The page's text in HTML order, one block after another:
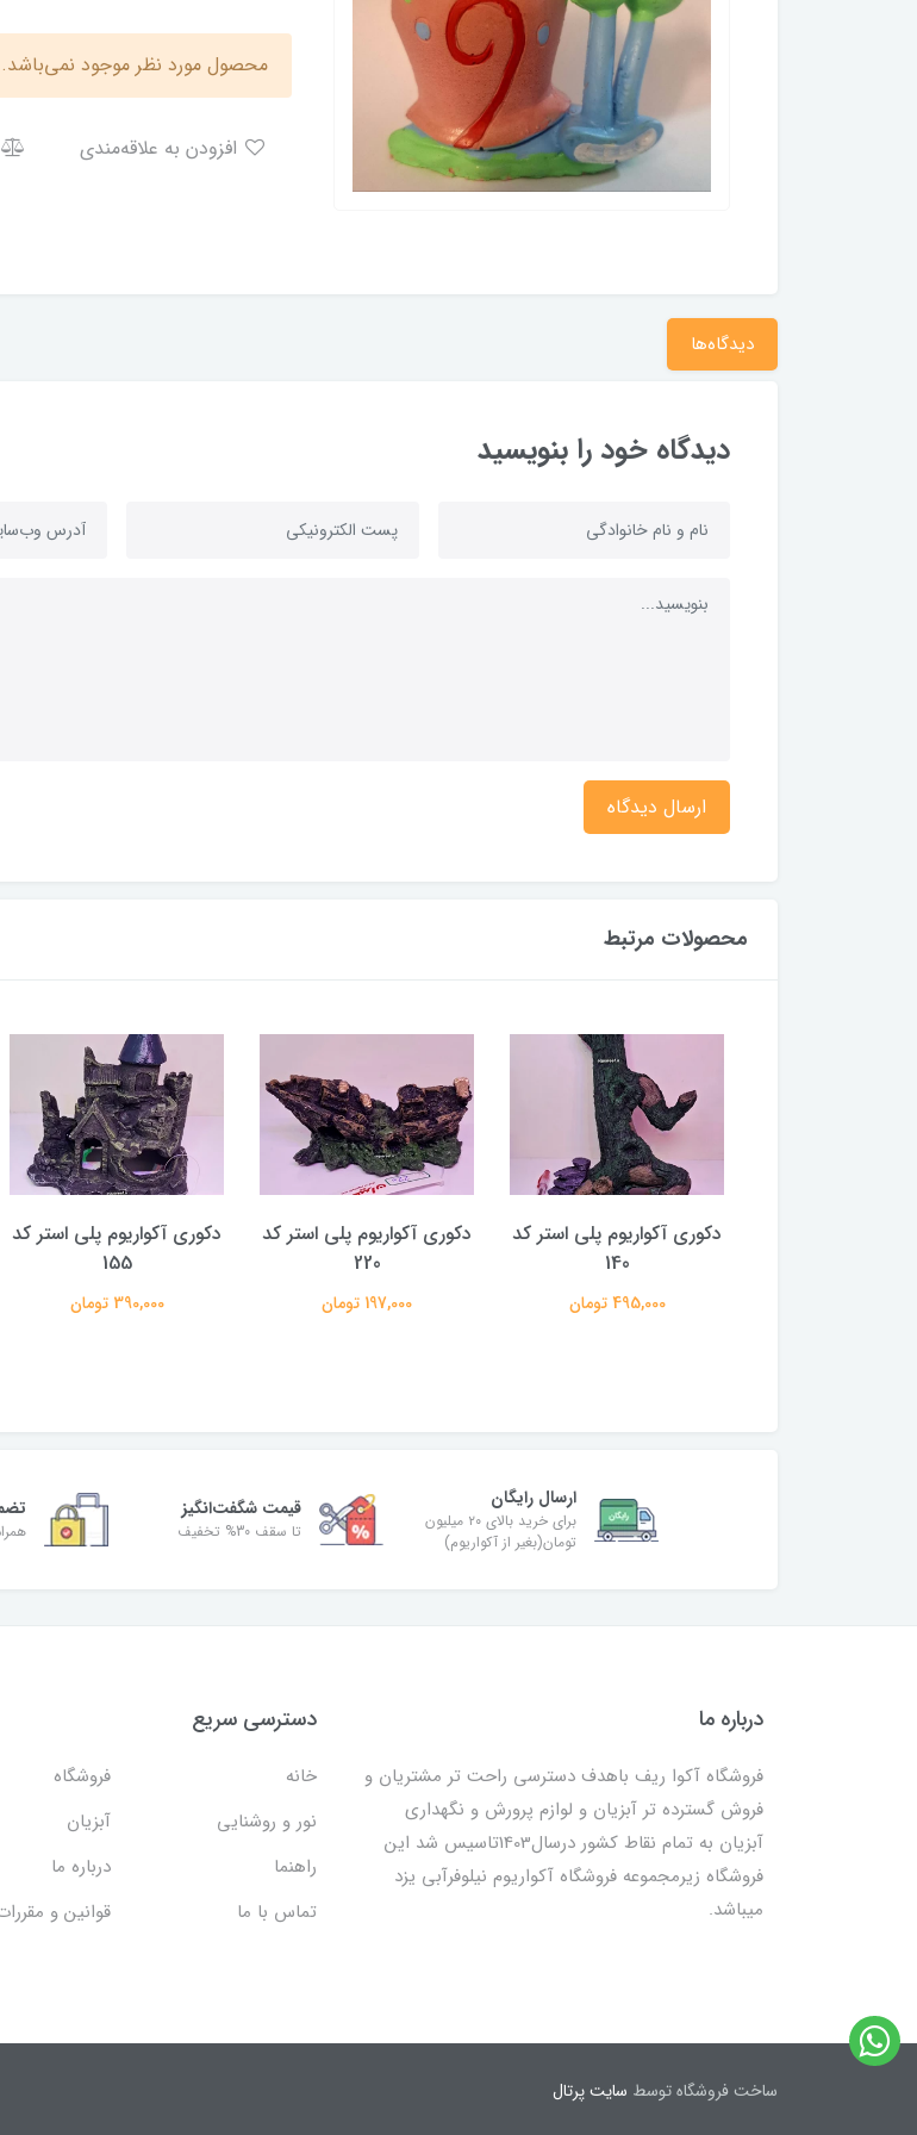
محصول مورد نظر موجود نمی‌باشد.
دیدگاه‌ها
دیدگاه خود را بنویسید
ارسال دیدگاه
محصولات مرتبط
دکوری آکواریوم پلی استر کد
140
495,000 تومان
دکوری آکواریوم پلی استر کد
220
197,000 تومان
دکوری آکواریوم پلی استر کد
155
390,000 تومان
ارسال رایگان
برای خرید بالای ۲۰ میلیون
تومان(بغیر از آکواریوم)
قیمت شگفت‌انگیز
تا سقف 30% تخفیف
درباره ما
فروشگاه آکوا ریف باهدف دسترسی راحت تر مشتریان و
فروش گسترده تر آبزیان و لوازم پرورش و نگهداری
آبزیان به تمام نقاط کشور درسال1403تاسیس شد این
فروشگاه زیرمجموعه فروشگاه آکواریوم نیلوفرآبی یزد
میباشد.
دسترسی سریع
خانه
فروشگاه
نور و روشنایی
آبزیان
راهنما
درباره ما
تماس با ما
قوانین و
ساخت فروشگاه توسط سایت پرتال